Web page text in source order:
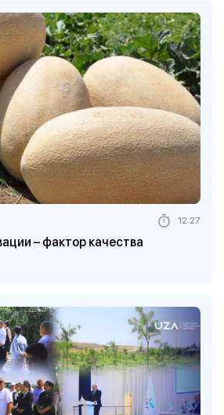
– фактор качества
12:27